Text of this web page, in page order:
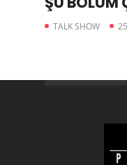
TALK SHOW